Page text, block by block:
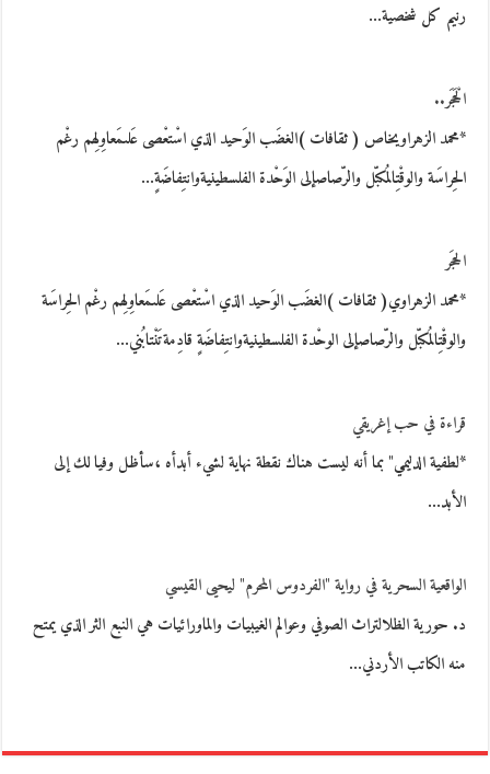
رنيم كل شخصية…
الْحَجَر..
*محمد الزهراويخاص ( ثقافات )الغضَب الوَحيد الذي اسْتعْصى عَلىمَعاوِلِهم رغْم
الحِراسَة والوقْتِالمُكبّل والرّصاصإلى الوَحْدة الفلسطينيةوانتِفاضَةٍ…
الحجَر
*محمد الزهراوي( ثقافات )الغضَب الوَحيد الذي اسْتعْصى عَلىمَعاوِلِهم رغْم الحِراسَة
والوقْتِالمُكبّل والرّصاصإلى الوحْدة الفلسطينيةوانتِفاضَةٍ قادِمةتَنْتابُني…
قراءة في حب إغريقي
*لطفية الدليمي" بما أنه ليست هناك نقطة نهاية لشيء أبدأه ،سأظل وفيا لك إلى
الأبد…
الواقعية السحرية في رواية "الفردوس المحرم" ليحيى القيسي
د. حورية الظلالتراث الصوفي وعوالم الغيبيات والماورائيات هي النبع الثر الذي يمتح
منه الكاتب الأردني…